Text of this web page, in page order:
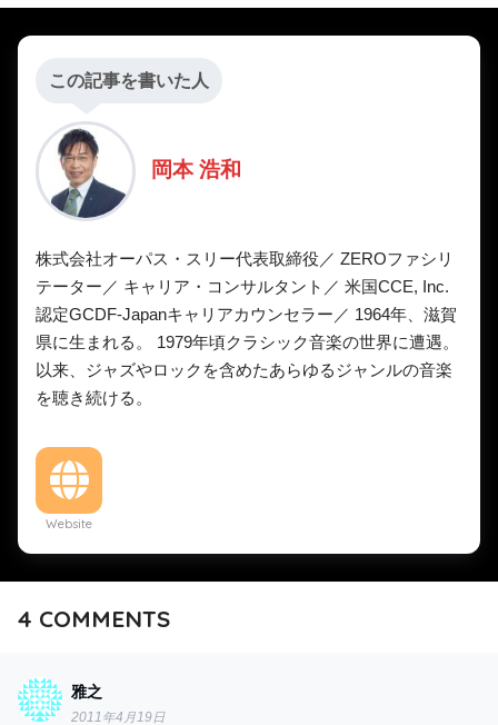
この記事を書いた人
岡本 浩和
株式会社オーパス・スリー代表取締役／ ZEROファシリ
テーター／ キャリア・コンサルタント／ 米国CCE, Inc.
認定GCDF-Japanキャリアカウンセラー／ 1964年、滋賀
県に生まれる。 1979年頃クラシック音楽の世界に遭遇。
以来、ジャズやロックを含めたあらゆるジャンルの音楽
を聴き続ける。
Website
4 COMMENTS
雅之
2011年4月19日